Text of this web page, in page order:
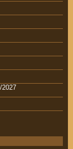
2027